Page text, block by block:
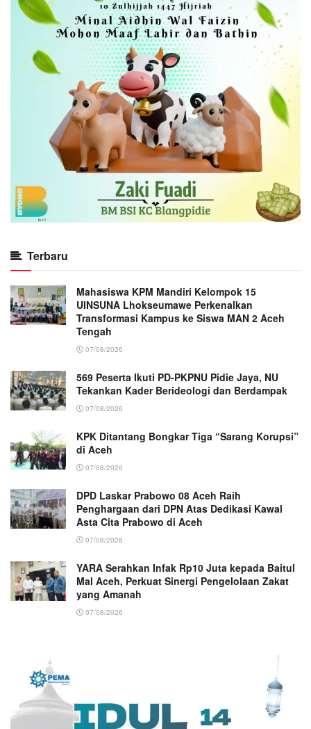
Terbaru
Mahasiswa KPM Mandiri Kelompok 15
UINSUNA Lhokseumawe Perkenalkan
Transformasi Kampus ke Siswa MAN 2 Aceh
Tengah
07/08/2026
569 Peserta Ikuti PD-PKPNU Pidie Jaya, NU
Tekankan Kader Berideologi dan Berdampak
07/08/2026
KPK Ditantang Bongkar Tiga “Sarang Korupsi”
di Aceh
07/08/2026
DPD Laskar Prabowo 08 Aceh Raih
Penghargaan dari DPN Atas Dedikasi Kawal
Asta Cita Prabowo di Aceh
07/08/2026
YARA Serahkan Infak Rp10 Juta kepada Baitul
Mal Aceh, Perkuat Sinergi Pengelolaan Zakat
yang Amanah ‎
07/08/2026